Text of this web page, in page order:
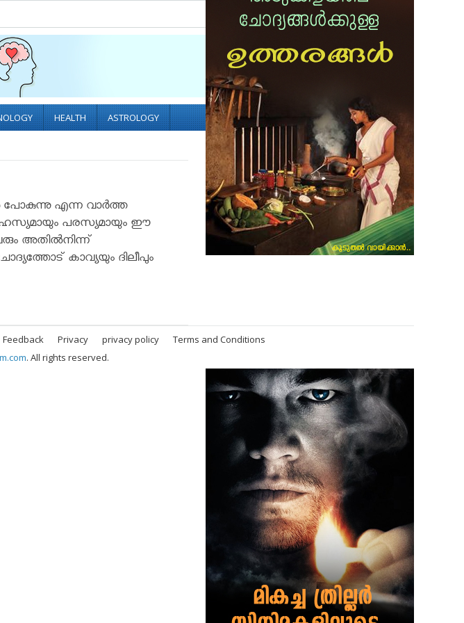
Socialize with us
HEALTH ASTROLOGY
പോകുന്നു എന്ന വാര്‍ത്ത
പരസ്യമായും ഈ
അതില്‍നിന്ന്
കാവ്യയും ദിലീപും
Feedback Privacy privacy policy
Terms and Conditions
. All rights reserved.